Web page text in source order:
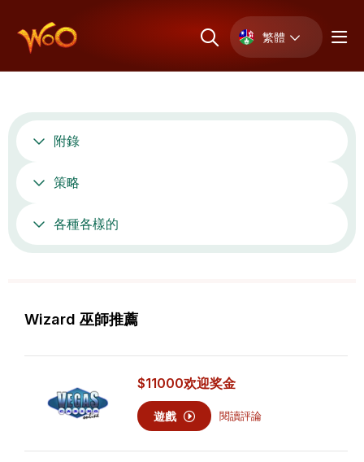
繁體
附錄
策略
各種各樣的
Wizard 巫師推薦
$11000欢迎奖金
遊戲 閱讀評論